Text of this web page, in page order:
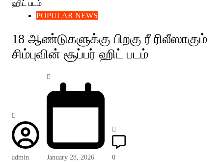
POPULAR NEWS
18 ஆண்டுகளுக்கு பிறகு ரீ ரிலீஸாகும்
சிம்புவின் சூப்பர் ஹிட் படம்
admin January 28, 2026 0